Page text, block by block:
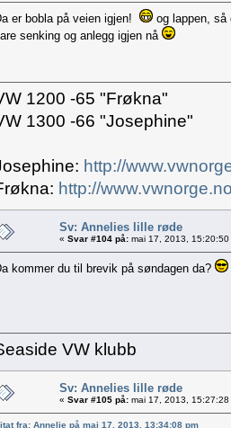
er bobla på veien igjen!
og lappen,
senking og anlegg igjen nå
1200 -65 "Frøkna"
1300 -66 "Josephine"
http://
http://
Sv: Annelies lille røde
« Svar #104 på: mai 17, 2013, 15:20:50
kommer du til brevik på søndagen da?
VW klubb
Sv: Annelies lille røde
« Svar #105 på: mai 17, 2013, 15:27:28
fra: Annelie på mai 17, 2013, 13:34:08 pm